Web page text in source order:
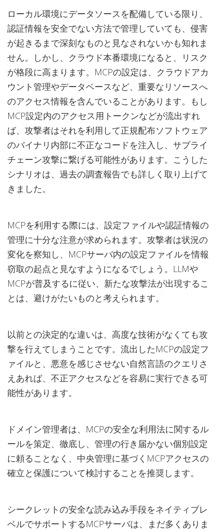
ローカル環境にデータソースを配備している限り、
認証情報を安全でない方法で管理していても、侵害
が起きるまで深刻なものと見なされないかも知れま
せん。しかし、クラウド本番環境になると、リスク
が格段に高まります。MCPの設定は、クラウドアカ
ウント管理やデータベースなど、重要なリソースへ
のアクセス情報を含んでいることがあります。もし
MCP設定内のアクセス用トークンなどが流出すれ
ば、攻撃者はそれを利用して正規配布ソフトウェア
のバイナリ内部に不正なコードを注入し、サプライ
チェーン攻撃に繋げる可能性があります。こうした
シナリオは、過去の調査報告でも詳しく取り上げて
きました。
MCPを利用する際には、設定ファイルや認証情報の
管理に十分な注意が求められます。攻撃者は状況の
変化を察知し、MCPサーバ内の設定ファイルを情報
窃取の起点と見なすようになるでしょう。LLMや
MCPが普及するに従い、新たな攻撃法が出現するこ
とは、避けがたいものと考えられます。
以前との決定的な違いは、高度な技術がなくても攻
撃を行えてしまうことです。流出したMCPの設定フ
ァイルと、悪意を感じさせない自然言語のクエリさ
えあれば、不正アクセスなどを容易に実行できる可
能性があります。
ドメイン管理者は、MCPの安全な利用法に関するル
ールを策定、徹底し、管理の行き届かない個別設定
に頼ることなく、中央管理に基づくMCPアクセスの
確立と保護について検討することを推奨します。
シークレットの安全な読み込み手段をネイティブレ
ベルでサポートするMCPサーバは、まだ多くありま